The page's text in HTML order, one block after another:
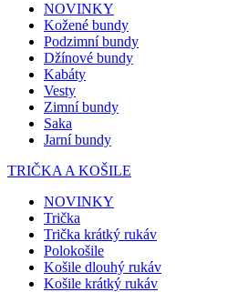
NOVINKY
Kožené bundy
Podzimní bundy
Džínové bundy
Kabáty
Vesty
Zimní bundy
Saka
Jarní bundy
TRIČKA A KOŠILE
NOVINKY
Trička
Trička krátký rukáv
Polokošile
Košile dlouhý rukáv
Košile krátký rukáv